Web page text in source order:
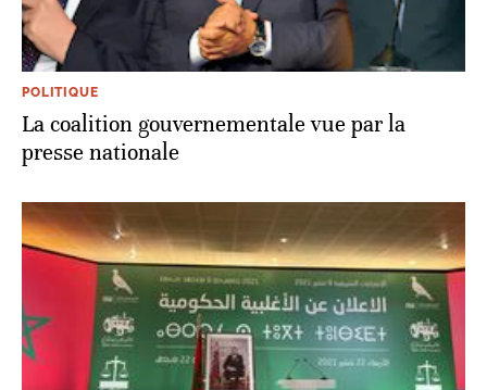
POLITIQUE
La coalition gouvernementale vue par la
presse nationale